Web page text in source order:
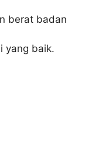
berat badan
yang baik.